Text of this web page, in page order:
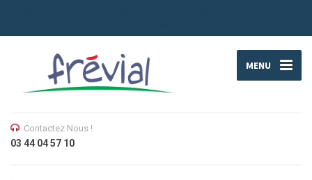
MENU
Contactez Nous !
03 44 04 57 10